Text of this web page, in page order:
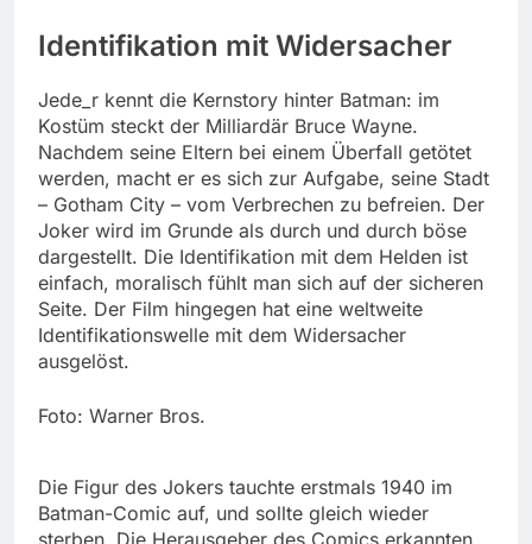
Identifikation mit Widersacher
Jede_r kennt die Kernstory hinter Batman: im
Kostüm steckt der Milliardär Bruce Wayne.
Nachdem seine Eltern bei einem Überfall getötet
werden, macht er es sich zur Aufgabe, seine Stadt
– Gotham City – vom Verbrechen zu befreien. Der
Joker wird im Grunde als durch und durch böse
dargestellt. Die Identifikation mit dem Helden ist
einfach, moralisch fühlt man sich auf der sicheren
Seite. Der Film hingegen hat eine weltweite
Identifikationswelle mit dem Widersacher
ausgelöst.
Foto: Warner Bros.
Die Figur des Jokers tauchte erstmals 1940 im
Batman-Comic auf, und sollte gleich wieder
sterben. Die Herausgeber des Comics erkannten